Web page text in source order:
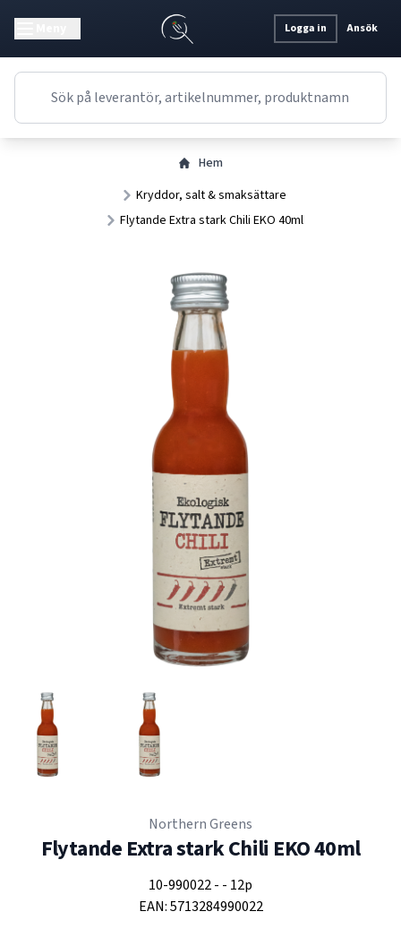
Logga in Ansök
Hem
Kryddor, salt & smaksättare
Flytande Extra stark Chili EKO 40ml
Northern Greens
Flytande Extra stark Chili EKO 40ml
10-990022- - 12p
EAN:5713284990022